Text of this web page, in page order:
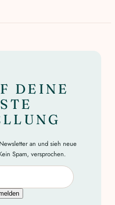
DEINE
an und sieh neue
Spam, versprochen.